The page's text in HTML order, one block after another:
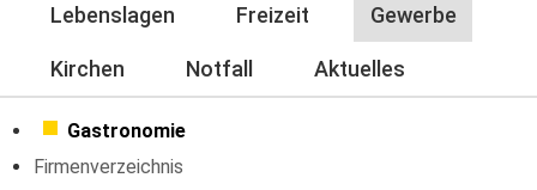
Lebenslagen Freizeit Gewerbe
Kirchen Notfall Aktuelles
Gastronomie
Firmenverzeichnis